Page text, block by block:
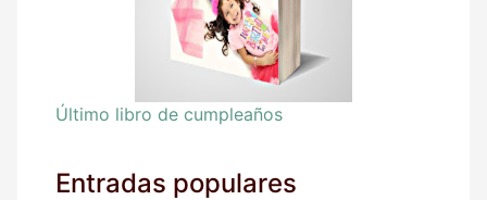
Último libro de cumpleaños
Entradas populares